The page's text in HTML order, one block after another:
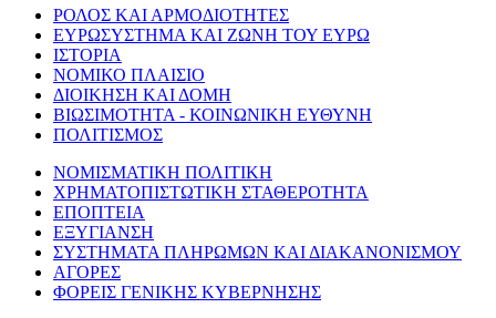
ΡΟΛΟΣ ΚΑΙ ΑΡΜΟΔΙΟΤΗΤΕΣ
ΕΥΡΩΣΥΣΤΗΜΑ ΚΑΙ ΖΩΝΗ ΤΟΥ ΕΥΡΩ
ΙΣΤΟΡΙΑ
ΝΟΜΙΚΟ ΠΛΑΙΣΙΟ
ΔΙΟΙΚΗΣΗ ΚΑΙ ΔΟΜΗ
ΒΙΩΣΙΜΟΤΗΤΑ - ΚΟΙΝΩΝΙΚΗ ΕΥΘΥΝΗ
ΠΟΛΙΤΙΣΜΟΣ
ΝΟΜΙΣΜΑΤΙΚΗ ΠΟΛΙΤΙΚΗ
ΧΡΗΜΑΤΟΠΙΣΤΩΤΙΚΗ ΣΤΑΘΕΡΟΤΗΤΑ
ΕΠΟΠΤΕΙΑ
ΕΞΥΓΙΑΝΣΗ
ΣΥΣΤΗΜΑΤΑ ΠΛΗΡΩΜΩΝ ΚΑΙ ΔΙΑΚΑΝΟΝΙΣΜΟΥ
ΑΓΟΡΕΣ
ΦΟΡΕΙΣ ΓΕΝΙΚΗΣ ΚΥΒΕΡΝΗΣΗΣ